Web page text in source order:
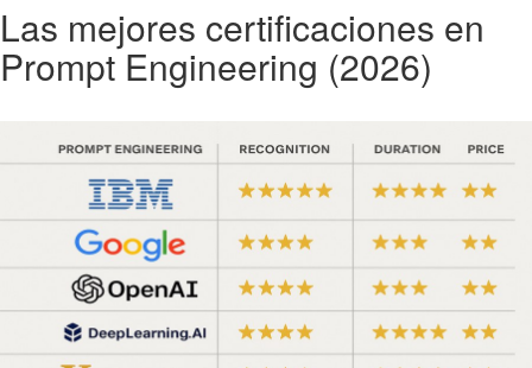
Las mejores certificaciones en
Prompt Engineering (2026)